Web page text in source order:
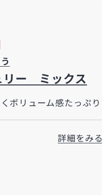
リー ミックス
ボリューム感たっぷり
詳細をみる